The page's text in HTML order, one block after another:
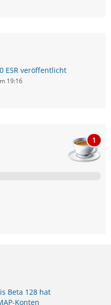
ESR veröffentlicht
19:16
1
Beta 128 hat
Konten